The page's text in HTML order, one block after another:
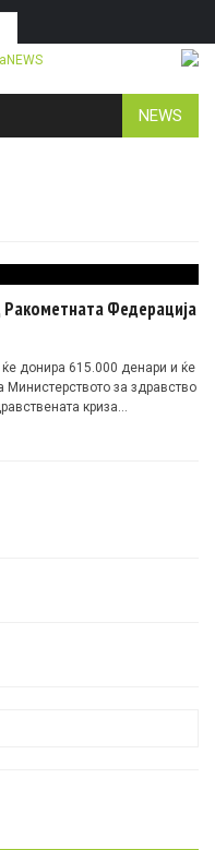
NEWS
Федерација
донира 615.000 денари и ќе
за здравство
криза